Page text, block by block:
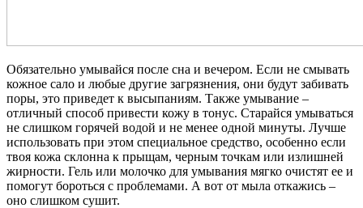
Обязательно умывайся после сна и вечером. Если не смывать
кожное сало и любые другие загрязнения, они будут забивать
поры, это приведет к высыпаниям. Также умывание –
отличный способ привести кожу в тонус. Старайся умываться
не слишком горячей водой и не менее одной минуты. Лучше
использовать при этом специальное средство, особенно если
твоя кожа склонна к прыщам, черным точкам или излишней
жирности. Гель или молочко для умывания мягко очистят ее и
помогут бороться с проблемами. А вот от мыла откажись –
оно слишком сушит.